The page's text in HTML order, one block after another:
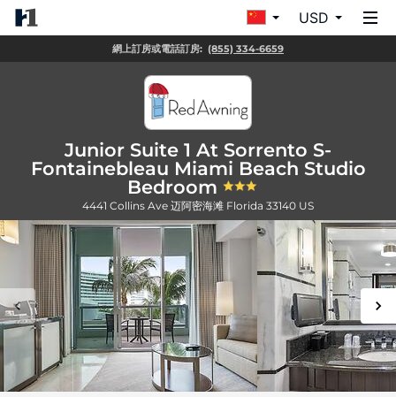
USD
網上訂房或電話訂房: (855) 334-6659
Junior Suite 1 At Sorrento S-
Fontainebleau Miami Beach Studio
Bedroom
4441 Collins Ave 迈阿密海滩 Florida 33140 US